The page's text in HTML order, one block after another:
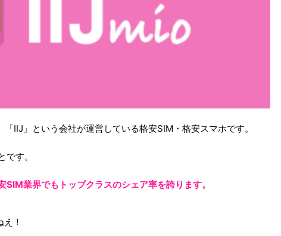
IIJ」という会社が運営している格安SIM・格安スマホです。
です。
SIM業界でもトップクラスのシェア率を誇ります。
！